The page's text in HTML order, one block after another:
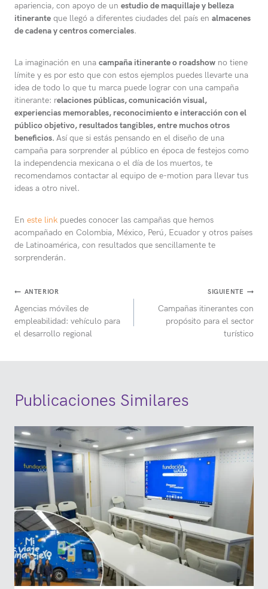
apariencia, con apoyo de un estudio de maquillaje y belleza
itinerante que llegó a diferentes ciudades del país en almacenes
de cadena y centros comerciales.
La imaginación en una campaña itinerante o roadshow no tiene
límite y es por esto que con estos ejemplos puedes llevarte una
idea de todo lo que tu marca puede lograr con una campaña
itinerante: relaciones públicas, comunicación visual,
experiencias memorables, reconocimiento e interacción con el
público objetivo, resultados tangibles, entre muchos otros
beneficios. Así que si estás pensando en el diseño de una
campaña para sorprender al público en época de festejos como
la independencia mexicana o el día de los muertos, te
recomendamos contactar al equipo de e-motion para llevar tus
ideas a otro nivel.
En este link puedes conocer las campañas que hemos
acompañado en Colombia, México, Perú, Ecuador y otros países
de Latinoamérica, con resultados que sencillamente te
sorprenderán.
Navegación
de
entradas
ANTERIOR
Agencias móviles de
empleabilidad: vehículo para
el desarrollo regional
SIGUIENTE
Campañas itinerantes con
propósito para el sector
turístico
Publicaciones Similares